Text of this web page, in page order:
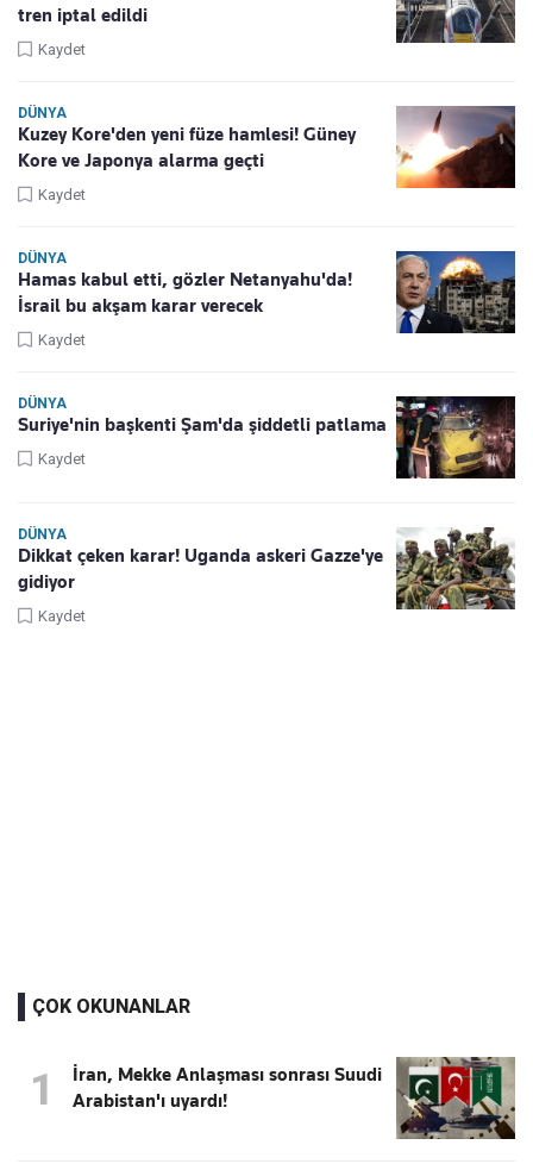
tren iptal edildi
Kaydet
DÜNYA
Kuzey Kore'den yeni füze hamlesi! Güney
Kore ve Japonya alarma geçti
Kaydet
DÜNYA
Hamas kabul etti, gözler Netanyahu'da!
İsrail bu akşam karar verecek
Kaydet
DÜNYA
Suriye'nin başkenti Şam'da şiddetli patlama
Kaydet
DÜNYA
Dikkat çeken karar! Uganda askeri Gazze'ye
gidiyor
Kaydet
ÇOK OKUNANLAR
1
İran, Mekke Anlaşması sonrası Suudi
Arabistan'ı uyardı!